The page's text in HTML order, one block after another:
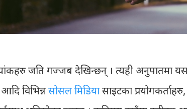
जति गज्जब देखिन्छन् । त्यही अनुपातमा
विभिन्नसोसल मिडियासाइटका